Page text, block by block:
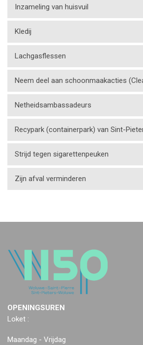
Inzameling van huisvuil
Kledij
Lachgasflessen
Neem deel aan schoonmaakacties
Netheidsambassadeurs
Recypark (containerpark) van Sint-
Strijd tegen sigarettenpeuken
Zijn afval verminderen
OPENINGSUREN
Loket :
Maandag - Vrijdag